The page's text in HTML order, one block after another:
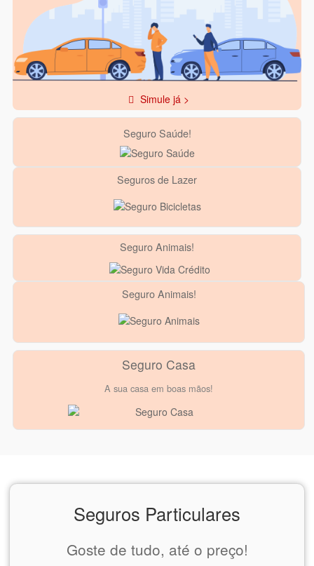
Simule já >
Seguro Saúde!
Seguros de Lazer
Seguro Animais!
Seguro Animais!
Seguro Casa
A sua casa em boas mãos!
Seguros Particulares
Goste de tudo, até o preço!